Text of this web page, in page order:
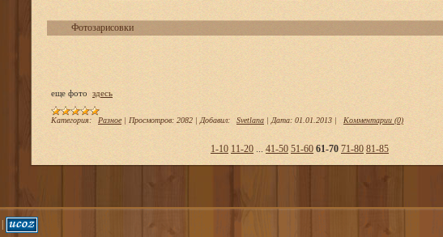
Фотозарисовки
еще фото здесь
Категория: Разное | Просмотров: 2082 | Добавил: Svetlana | Дата: 01.01.2013 | Комментарии (0)
1-10 11-20 ... 41-50 51-60 61-70 71-80 81-85